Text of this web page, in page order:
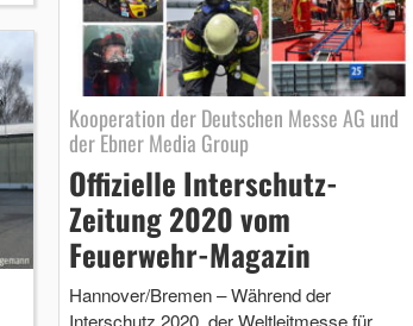
Kooperation der Deutschen Messe AG und
der Ebner Media Group
Offizielle Interschutz-
Zeitung 2020 vom
Feuerwehr-Magazin
Hannover/Bremen – Während der